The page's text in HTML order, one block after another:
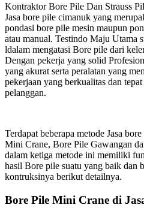
Kontraktor Bore Pile Dan Strauss
Jasa bore pile cimanuk yang
pondasi bore pile mesin maupun
atau manual. Testindo Maju Utama
ldalam mengatasi Bore pile dari
Dengan pekerja yang solid
yang akurat serta peralatan yang
pekerjaan yang berkualitas dan
pelanggan.
Terdapat beberapa metode Jasa
Mini Crane, Bore Pile Gawangan
dalam ketiga metode ini memiliki
hasil Bore pile suatu yang baik dan
kontruksinya berikut detailnya.
Bore Pile Mini Crane di